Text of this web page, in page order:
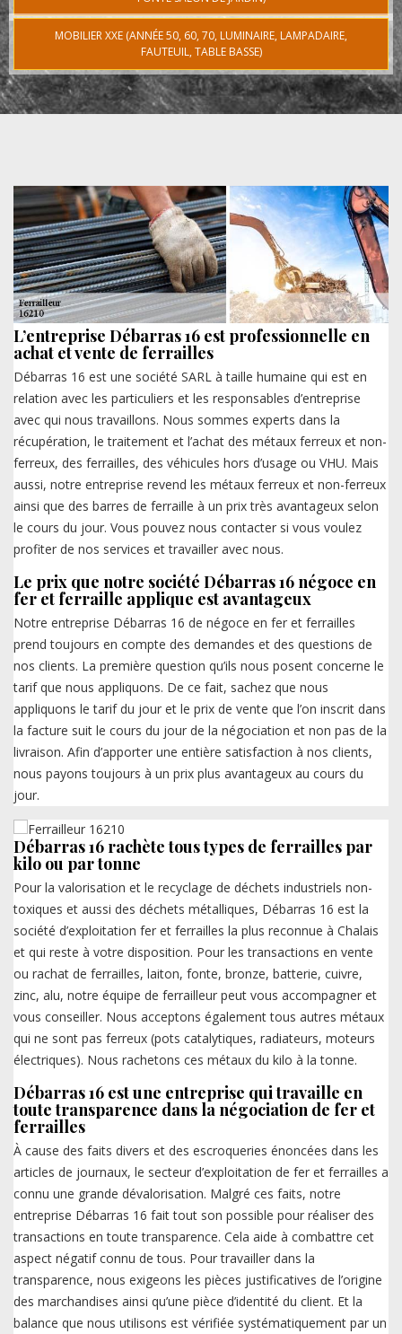
MOBILIER XXE (ANNÉE 50, 60, 70, LUMINAIRE, LAMPADAIRE,
FAUTEUIL, TABLE BASSE)
L’entreprise Débarras 16 est professionnelle en
achat et vente de ferrailles
Débarras 16 est une société SARL à taille humaine qui est en
relation avec les particuliers et les responsables d’entreprise
avec qui nous travaillons. Nous sommes experts dans la
récupération, le traitement et l’achat des métaux ferreux et non-
ferreux, des ferrailles, des véhicules hors d’usage ou VHU. Mais
aussi, notre entreprise revend les métaux ferreux et non-ferreux
ainsi que des barres de ferraille à un prix très avantageux selon
le cours du jour. Vous pouvez nous contacter si vous voulez
profiter de nos services et travailler avec nous.
Le prix que notre société Débarras 16 négoce en
fer et ferraille applique est avantageux
Notre entreprise Débarras 16 de négoce en fer et ferrailles
prend toujours en compte des demandes et des questions de
nos clients. La première question qu’ils nous posent concerne le
tarif que nous appliquons. De ce fait, sachez que nous
appliquons le tarif du jour et le prix de vente que l’on inscrit dans
la facture suit le cours du jour de la négociation et non pas de la
livraison. Afin d’apporter une entière satisfaction à nos clients,
nous payons toujours à un prix plus avantageux au cours du
jour.
Débarras 16 rachète tous types de ferrailles par
kilo ou par tonne
Pour la valorisation et le recyclage de déchets industriels non-
toxiques et aussi des déchets métalliques, Débarras 16 est la
société d’exploitation fer et ferrailles la plus reconnue à Chalais
et qui reste à votre disposition. Pour les transactions en vente
ou rachat de ferrailles, laiton, fonte, bronze, batterie, cuivre,
zinc, alu, notre équipe de ferrailleur peut vous accompagner et
vous conseiller. Nous acceptons également tous autres métaux
qui ne sont pas ferreux (pots catalytiques, radiateurs, moteurs
électriques). Nous rachetons ces métaux du kilo à la tonne.
Débarras 16 est une entreprise qui travaille en
toute transparence dans la négociation de fer et
ferrailles
À cause des faits divers et des escroqueries énoncées dans les
articles de journaux, le secteur d’exploitation de fer et ferrailles a
connu une grande dévalorisation. Malgré ces faits, notre
entreprise Débarras 16 fait tout son possible pour réaliser des
transactions en toute transparence. Cela aide à combattre cet
aspect négatif connu de tous. Pour travailler dans la
transparence, nous exigeons les pièces justificatives de l’origine
des marchandises ainsi qu’une pièce d’identité du client. Et la
balance que nous utilisons est vérifiée systématiquement par un